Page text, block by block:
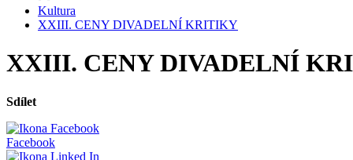
Kultura
XXIII. CENY DIVADELNÍ KRITIKY
XXIII. CENY DIVADELNÍ
Sdílet
Facebook